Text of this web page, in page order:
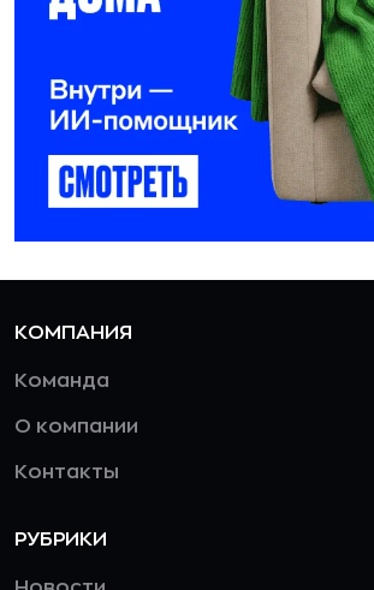
КОМПАНИЯ
Команда
О компании
Контакты
РУБРИКИ